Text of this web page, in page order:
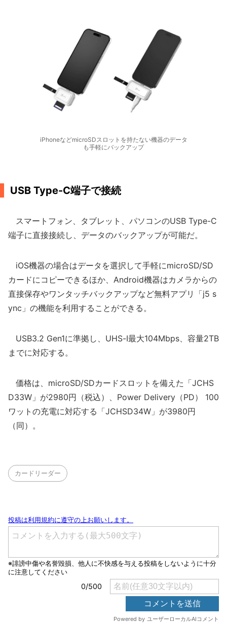
iPhoneなどmicroSDスロットを持たない機器のデータ
も手軽にバックアップ
USB Type-C端子で接続
スマートフォン、タブレット、パソコンのUSB Type-C
端子に直接接続し、データのバックアップが可能だ。
iOS機器の場合はデータを選択して手軽にmicroSD/SD
カードにコピーできるほか、Android機器はカメラからの
直接保存やワンタッチバックアップなど無料アプリ「j5 s
ync」の機能を利用することができる。
USB3.2 Gen1に準拠し、UHS-I最大104Mbps、容量2TB
までに対応する。
価格は、microSD/SDカードスロットを備えた「JCHS
D33W」が2980円（税込）、Power Delivery（PD） 100
ワットの充電に対応する「JCHSD34W」が3980円
（同）。
カードリーダー